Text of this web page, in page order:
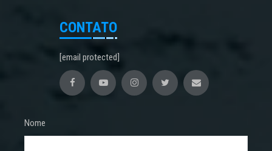
CONTATO
[email protected]
Nome